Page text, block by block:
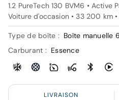
1.2 PureTech 130 BVM6 • Active
Voiture d'occasion • 33 200 km
Type de boîte : Boîte manuelle
Carburant : Essence
LIVRAISON